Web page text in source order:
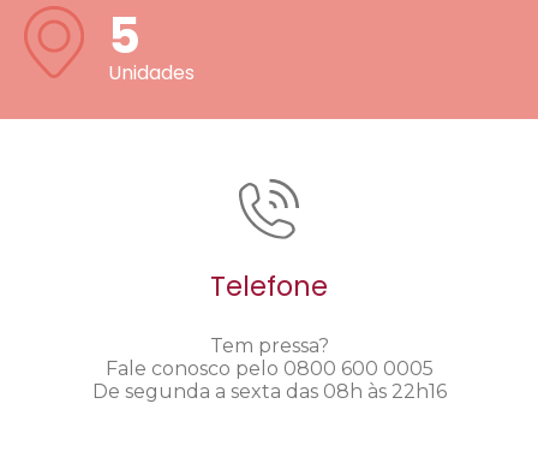
5
Unidades
Telefone
Tem pressa?
Fale conosco pelo 0800 600 0005
De segunda a sexta das 08h às 22h16